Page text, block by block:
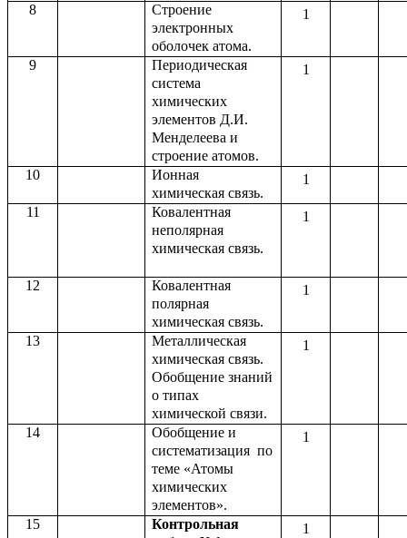
8
Строение
электронных
оболочек атома.
1
9
Периодическая
система
химических
элементов Д.И.
Менделеева и
строение атомов.
1
10
Ионная
химическая связь.
1
11
Ковалентная
неполярная
химическая связь.
1
12
Ковалентная
полярная
химическая связь.
1
13
Металлическая
химическая связь.
Обобщение знаний
о типах
химической связи.
1
14
Обобщение и
систематизация по
теме «Атомы
химических
элементов».
1
15
Контрольная
1